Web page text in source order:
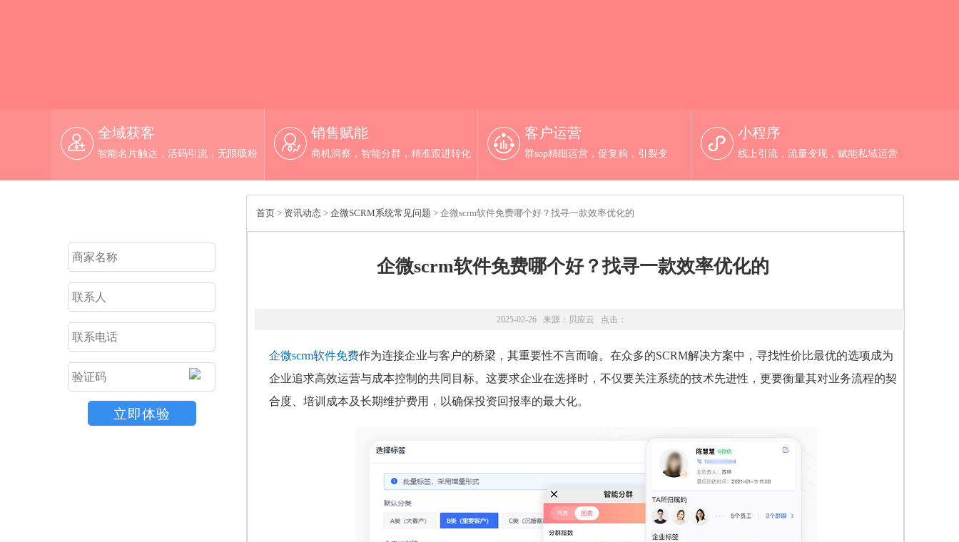
全域获客
智能名片触达，活码引流，无限吸粉
销售赋能
商机洞察，智能分群，精准跟进转化
客户运营
群sop精细运营，促复购，引裂变
小程序
线上引流，流量变现，赋能私域运营
首页 > 资讯动态 > 企微SCRM系统常见问题 > 企微scrm软件免费哪个好？找寻一款效率优化的
企微scrm软件免费哪个好？找寻一款效率优化的
2025-02-26 来源： 贝应云 点击：
企微scrm软件免费作为连接企业与客户的桥梁，其重要性不言而喻。在众多的SCRM解决方案中，寻找性价比最优的选项成为
企业追求高效运营与成本控制的共同目标。这要求企业在选择时，不仅要关注系统的技术先进性，更要衡量其对业务流程的契
合度、培训成本及长期维护费用，以确保投资回报率的最大化。